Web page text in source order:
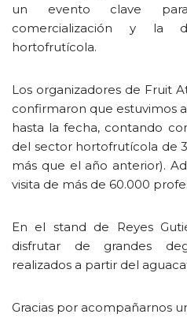
un evento clave
comercialización y la
hortofrutícola.
Los organizadores de Fruit
confirmaron que estuvimos
hasta la fecha, contando
del sector hortofrutícola de
más que el año anterior).
visita de más de 60.000
En el stand de Reyes
disfrutar de grandes
realizados a partir del
Gracias por acompañarnos